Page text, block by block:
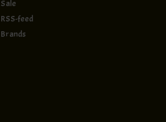
Sale
RSS-feed
Brands